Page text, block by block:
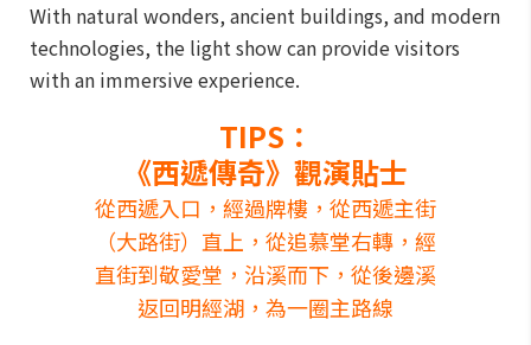
With natural wonders, ancient buildings, and modern
technologies, the light show can provide visitors
with an immersive experience.
TIPS：
《西遞傳奇》觀演貼士
從西遞入口，經過牌樓，從西遞主街
（大路街）直上，從追慕堂右轉，經
直街到敬愛堂，沿溪而下，從後邊溪
返回明經湖，為一圈主路線